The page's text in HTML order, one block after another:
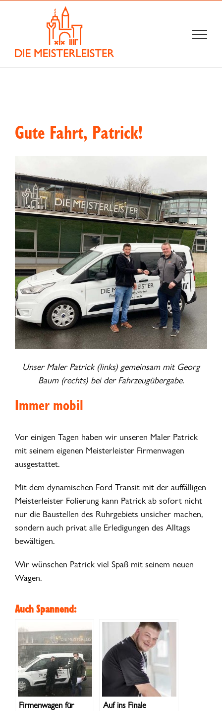
Gute Fahrt, Patrick!
Unser Maler Patrick (links) gemeinsam mit Georg
Baum (rechts) bei der Fahrzeugübergabe.
Immer mobil
Vor einigen Tagen haben wir unseren Maler Patrick
mit seinem eigenen Meisterleister Firmenwagen
ausgestattet.
Mit dem dynamischen Ford Transit mit der auffälligen
Meisterleister Folierung kann Patrick ab sofort nicht
nur die Baustellen des Ruhrgebiets unsicher machen,
sondern auch privat alle Erledigungen des Alltags
bewältigen.
Wir wünschen Patrick viel Spaß mit seinem neuen
Wagen.
Auch Spannend:
Firmenwagen für
Auf ins Finale